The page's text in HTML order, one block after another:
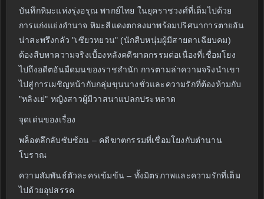
บันทึกหิมะแห่งรุ่งอรุณ พากย์ไทย ในยุคราชวงศ์ที่เต็มไปด้วย
การแก่งแย่งอำนาจ หิมะสีแดงตกลงมาพร้อมปริศนาการตายอัน
น่าสะพรึงกลัว "เซียวหยวน" (นักสืบหนุ่มผู้มีสายตาเฉียบคม)
ต้องสืบหาความจริงเบื้องหลังคดีฆาตกรรมต่อเนื่องที่เชื่อมโยง
ไปถึงอดีตอันมืดมนของราชสำนัก การตามล่าความจริงนำเขา
ไปสู่การเผชิญหน้ากับกลุ่มขุนนางชั่วและความรักที่ต้องห้ามกับ
"หลิงเย่" หญิงสาวผู้มีวาสนาแปลกประหลาด
จุดเด่นของเรื่อง
พล็อตลึกลับซับซ้อน – คดีฆาตกรรมที่เชื่อมโยงกับตำนาน
โบราณ
ความสัมพันธ์ตัวละครเข้มข้น – ทั้งมิตรภาพและความรักที่เต็ม
ไปด้วยอุปสรรค